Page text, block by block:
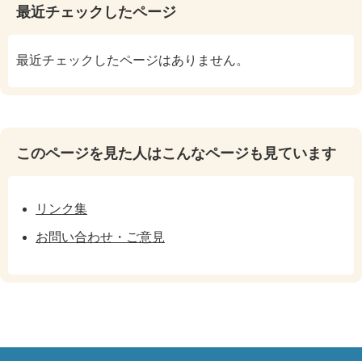
最近チェックしたページ
最近チェックしたページはありません。
このページを見た人はこんなページも見ています
リンク集
お問い合わせ・ご意見